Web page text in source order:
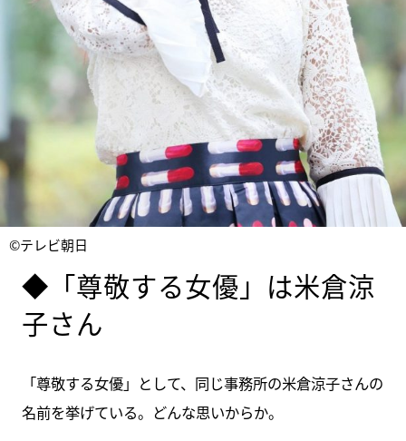
©テレビ朝日
◆「尊敬する女優」は米倉涼
子さん
「尊敬する女優」として、同じ事務所の米倉涼子さんの
名前を挙げている。どんな思いからか。